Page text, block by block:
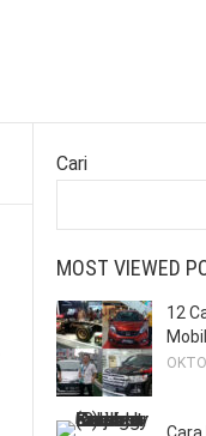
Cari
MOST VIEWED
12
Mobil